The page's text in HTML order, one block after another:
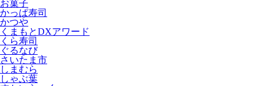
お菓子
かっぱ寿司
かつや
くまもとDXアワード
くら寿司
ぐるなび
さいたま市
しまむら
しゃぶ葉